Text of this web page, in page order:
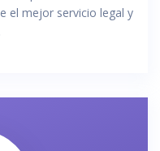
el mejor servicio legal y